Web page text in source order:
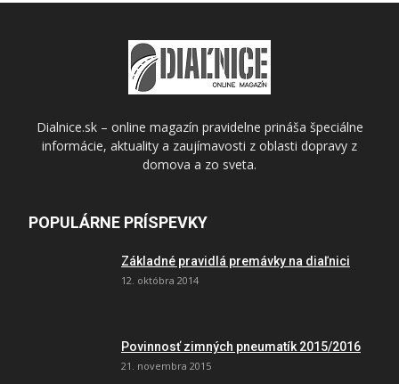
Dialnice.sk – online magazín pravidelne prináša špeciálne
informácie, aktuality a zaujímavosti z oblasti dopravy z
domova a zo sveta.
POPULÁRNE PRÍSPEVKY
Základné pravidlá premávky na diaľnici
12. októbra 2014
Povinnosť zimných pneumatík 2015/2016
21. novembra 2015